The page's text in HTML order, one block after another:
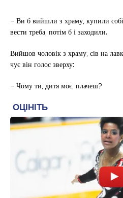
– Ви б вийшли з храму, купили
вести треба, потім б і заходили.
Вийшов чоловік з храму, сів на
чує він голос зверху:
– Чому ти, дитя моє, плачеш?